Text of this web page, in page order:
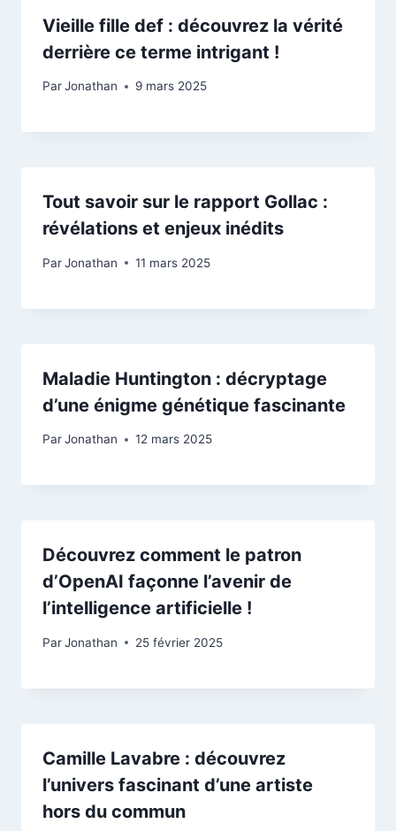
Vieille fille def : découvrez la vérité
derrière ce terme intrigant !
ParJonathan 9 mars 2025
Tout savoir sur le rapport Gollac :
révélations et enjeux inédits
ParJonathan 11 mars 2025
Maladie Huntington : décryptage
d’une énigme génétique fascinante
ParJonathan 12 mars 2025
Découvrez comment le patron
d’OpenAI façonne l’avenir de
l’intelligence artificielle !
ParJonathan 25 février 2025
Camille Lavabre : découvrez
l’univers fascinant d’une artiste
hors du commun